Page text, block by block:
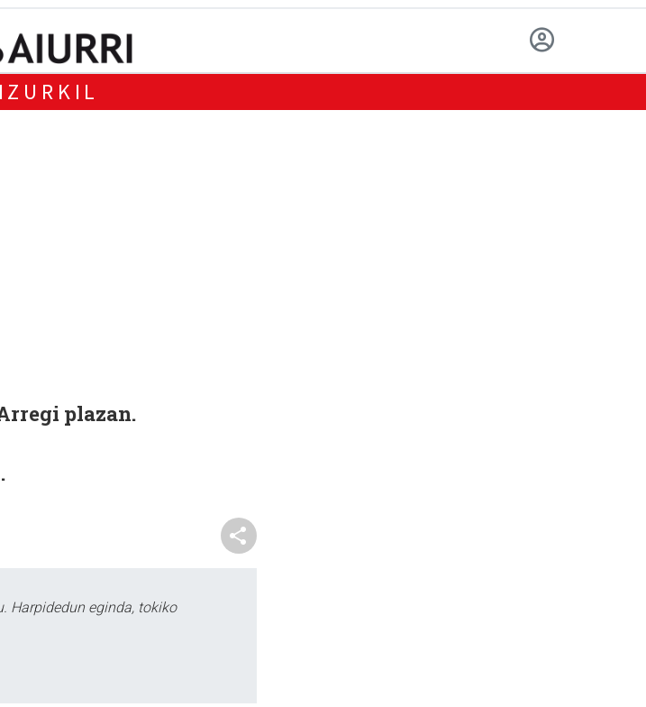
plazan.
Harpidedun eginda, tokiko